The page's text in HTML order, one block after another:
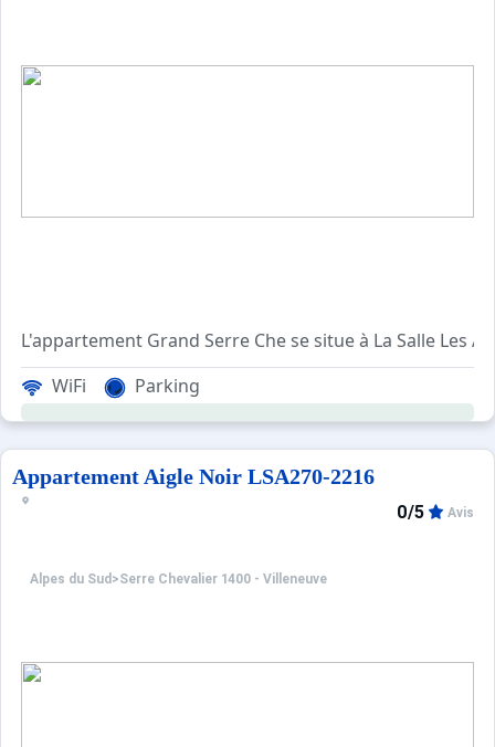
Ménage avec désinfection inclus.
L'appartement Grand Serre Che se situe à La Salle Les
Ménage avec désinfection inclus.
WiFi Parking
Appartement Aigle Noir LSA270-2216
Alpes du Sud >Serre Chevalier 1400 - Villeneuve
0/5 Avis